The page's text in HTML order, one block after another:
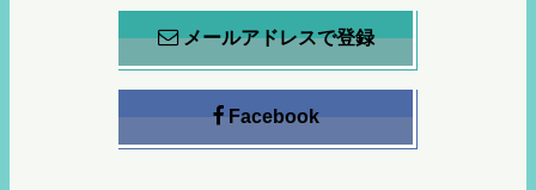
メールアドレスで登録
Facebook